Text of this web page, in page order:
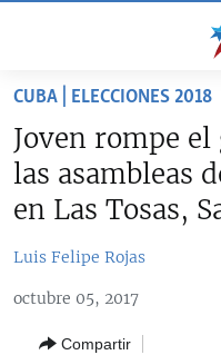
accesibilidad
al
contenido
principal
navegación
principal
CUBA
CUBA
SOBRE CUBA
ESTADOS UNIDOS
CUBA | ELECCIONES 2018
Joven rompe
las asambleas
en Las Tosas,
Luis Felipe Rojas
octubre 05, 2017
Compartir